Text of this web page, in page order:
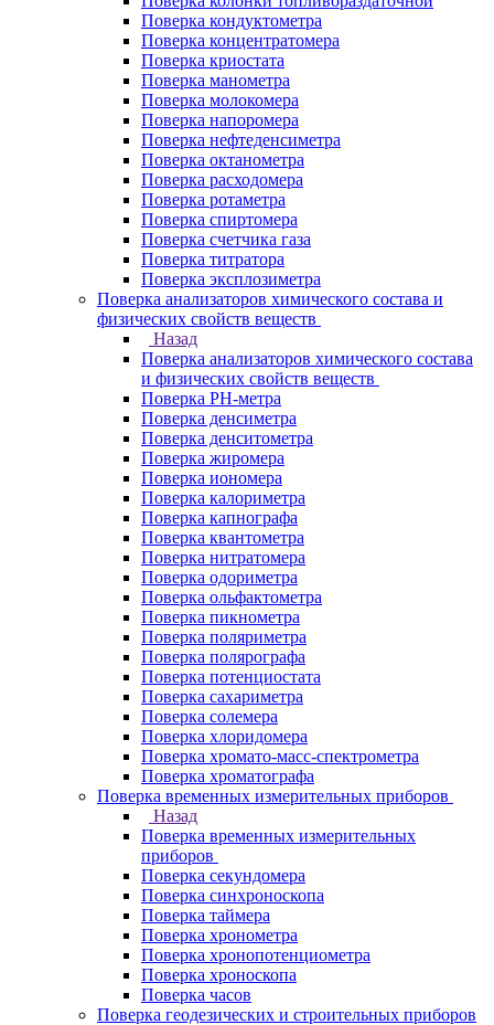
Поверка кондуктометра
Поверка концентратомера
Поверка криостата
Поверка манометра
Поверка молокомера
Поверка напоромера
Поверка нефтеденсиметра
Поверка октанометра
Поверка расходомера
Поверка ротаметра
Поверка спиртомера
Поверка счетчика газа
Поверка титратора
Поверка эксплозиметра
Поверка анализаторов химического состава и
физических свойств веществ
Назад
Поверка анализаторов химического состава
и физических свойств веществ
Поверка PH-метра
Поверка денсиметра
Поверка денситометра
Поверка жиромера
Поверка иономера
Поверка калориметра
Поверка капнографа
Поверка квантометра
Поверка нитратомера
Поверка одориметра
Поверка ольфактометра
Поверка пикнометра
Поверка поляриметра
Поверка полярографа
Поверка потенциостата
Поверка сахариметра
Поверка солемера
Поверка хлоридомера
Поверка хромато-масс-спектрометра
Поверка хроматографа
Поверка временных измерительных приборов
Назад
Поверка временных измерительных
приборов
Поверка секундомера
Поверка синхроноскопа
Поверка таймера
Поверка хронометра
Поверка хронопотенциометра
Поверка хроноскопа
Поверка часов
Поверка геодезических и строительных приборов